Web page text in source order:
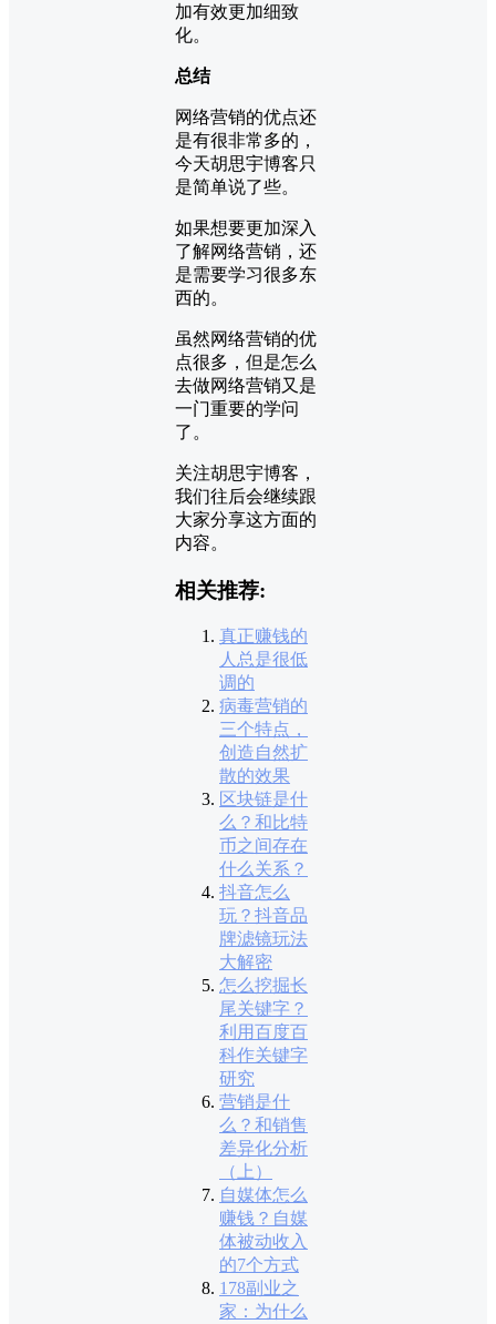
加有效更加细致
化。
总结
网络营销的优点还
是有很非常多的，
今天胡思宇博客只
是简单说了些。
如果想要更加深入
了解网络营销，还
是需要学习很多东
西的。
虽然网络营销的优
点很多，但是怎么
去做网络营销又是
一门重要的学问
了。
关注胡思宇博客，
我们往后会继续跟
大家分享这方面的
内容。
相关推荐:
真正赚钱的
人总是很低
调的
病毒营销的
三个特点，
创造自然扩
散的效果
区块链是什
么？和比特
币之间存在
什么关系？
抖音怎么
玩？抖音品
牌滤镜玩法
大解密
怎么挖掘长
尾关键字？
利用百度百
科作关键字
研究
营销是什
么？和销售
差异化分析
（上）
自媒体怎么
赚钱？自媒
体被动收入
的7个方式
178副业之
家：为什么